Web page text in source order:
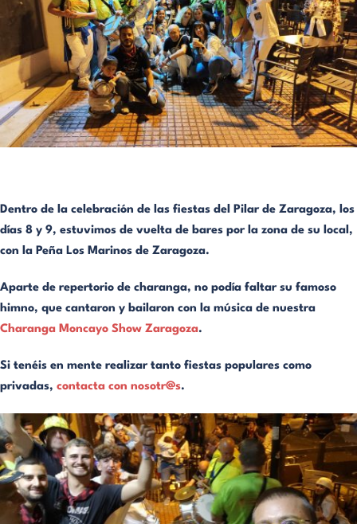
Dentro de la celebración de las fiestas del Pilar de Zaragoza, los
días 8 y 9, estuvimos de vuelta de bares por la zona de su local,
con la Peña Los Marinos de Zaragoza.
Aparte de repertorio de charanga, no podía faltar su famoso
himno, que cantaron y bailaron con la música de nuestra
Charanga Moncayo Show Zaragoza.
Si tenéis en mente realizar tanto fiestas populares como
privadas, contacta con nosotr@s.